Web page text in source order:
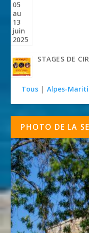
STAGES DE
Tous | Alpes-
PHOTO DE LA